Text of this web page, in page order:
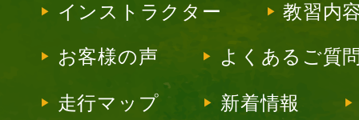
インストラクター 教習内
お客様の声 よくあるご質
走行マップ 新着情報